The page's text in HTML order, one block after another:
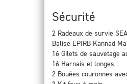
Sécurité
2 Radeaux de survie
Balise EPIRB Kannad
16 Gilets de sauvetage
16 Harnais et longes
2 Bouées couronnes